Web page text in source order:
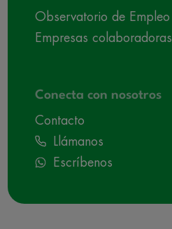
Observatorio de Empleo
Empresas colaboradoras
Conecta con nosotros
Contacto
Llámanos
Escríbenos